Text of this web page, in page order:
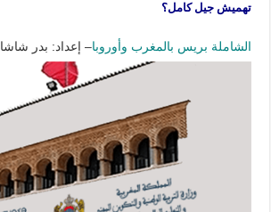
تهميش جيل كامل؟
الشاملة بريس بالمغرب وأوروبا– إعداد: بدر شاشا